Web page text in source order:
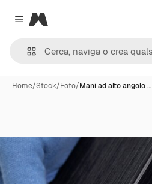
Close menu
Magnific
Home/Stock/Foto/Mani ad alto angolo …